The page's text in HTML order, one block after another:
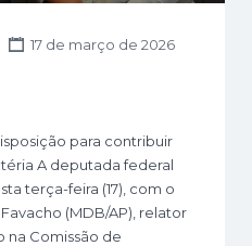
17 de março de 2026
para contribuir
A deputada federal
terça-feira (17), com o
(MDB/AP), relator
na Comissão de